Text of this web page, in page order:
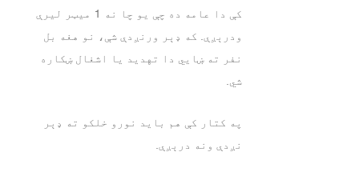
کې دا عامه ده چې یو چا نه 1 میټر لیرې
ودرېږې. که ډېر ورنږدې شې، نو هغه بل
نفر ته ښايي دا تهدید یا اشغال ښکاره
شي.
په کتار کې هم باید نورو خلکو ته ډېر
نږدې ونه درېږې.